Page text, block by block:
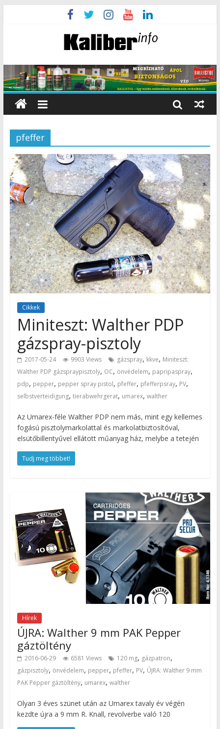
pfeffer
Cikkek
Miniteszt: Walther PDP
gázspray-pisztoly
2017-05-24 9903 Views gázspray, kkve, Miniteszt:
Walther PDP gázspraypisztoly, OC, önvédelem, papripaspray,
pdp, pepper, pepper spray pistol, pfeffer, pfefferpsray, PV,
selbstverteidigung, tierabwehrgerat, umarex, walther
Az Umarex-féle Walther PDP nem más, mint egy kellemes
fogású pisztolymarkolattal és markolatbiztosítóval,
elsütőbillentyűvel ellátott műanyag ház, melybe a tetején
Tudj meg többet!
Hírek
ÚJRA: Walther 9 mm PAK Pepper
gáztöltény
2016-06-29 6581 Views 120 mg, gázpatron,
gázpisztoly, önvédelem, pepper, pfeffer, PV, ÚJRA: Walther 9 mm
PAK Pepper gáztöltény, umarex, walther
Olyan 3 éves szünet után az Umarex tavaly év végén
kezdte újra a 9 mm R. Knall, revolverbe való 120